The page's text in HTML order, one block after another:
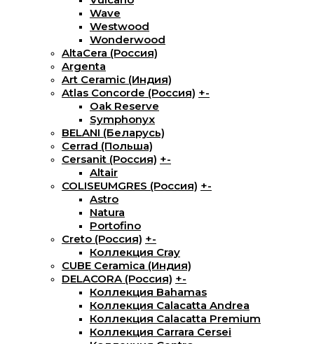
Wave
Westwood
Wonderwood
AltaCera (Россия)
Argenta
Art Ceramic (Индия)
Atlas Concorde (Россия) +-
Oak Reserve
Symphonyx
BELANI (Беларусь)
Cerrad (Польша)
Cersanit (Россия) +-
Altair
COLISEUMGRES (Россия) +-
Astro
Natura
Portofino
Creto (Россия) +-
Коллекция Cray
CUBE Ceramica (Индия)
DELACORA (Россия) +-
Коллекция Bahamas
Коллекция Calacatta Andrea
Коллекция Calacatta Premium
Коллекция Carrara Cersei